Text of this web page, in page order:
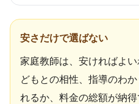
安さだけで選ばない
家庭教師は、安ければよ
どもとの相性、指導のわ
れるか、料金の総額が納